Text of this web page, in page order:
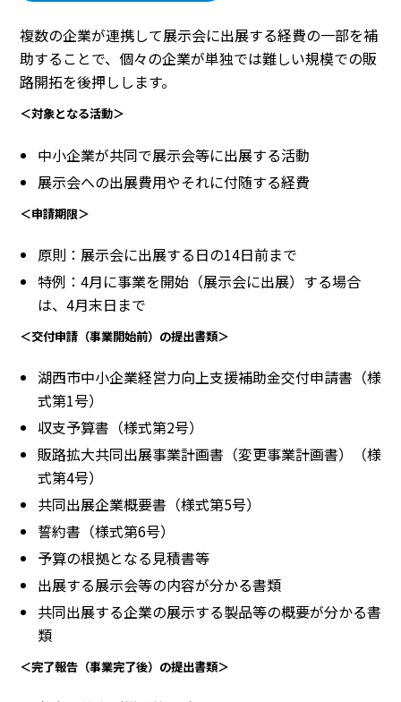
複数の企業が連携して展示会に出展する経費の一部を補
助することで、個々の企業が単独では難しい規模での販
路開拓を後押しします。
＜対象となる活動＞
中小企業が共同で展示会等に出展する活動
展示会への出展費用やそれに付随する経費
＜申請期限＞
原則：展示会に出展する日の14日前まで
特例：4月に事業を開始（展示会に出展）する場合
は、4月末日まで
＜交付申請（事業開始前）の提出書類＞
湖西市中小企業経営力向上支援補助金交付申請書（様
式第1号）
収支予算書（様式第2号）
販路拡大共同出展事業計画書（変更事業計画書）（様
式第4号）
共同出展企業概要書（様式第5号）
誓約書（様式第6号）
予算の根拠となる見積書等
出展する展示会等の内容が分かる書類
共同出展する企業の展示する製品等の概要が分かる書
類
＜完了報告（事業完了後）の提出書類＞